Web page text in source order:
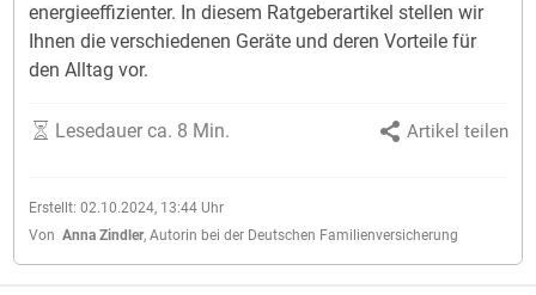
energieeffizienter. In diesem Ratgeberartikel stellen wir
Ihnen die verschiedenen Geräte und deren Vorteile für
den Alltag vor.
Erstellt: 02.10.2024, 13:44Uhr
Von Anna Zindler, Autorin bei der Deutschen Familienversicherung
Lesedauer ca. 8 Min. Artikel teilen